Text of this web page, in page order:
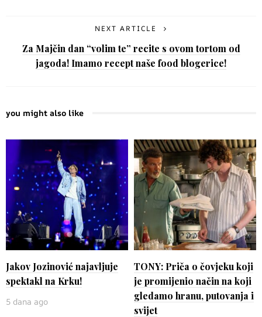
NEXT ARTICLE
Za Majčin dan “volim te” recite s ovom tortom od
jagoda! Imamo recept naše food blogerice!
you might also like
Jakov Jozinović najavljuje
spektakl na Krku!
5 dana ago
TONY: Priča o čovjeku koji
je promijenio način na koji
gledamo hranu, putovanja i
svijet